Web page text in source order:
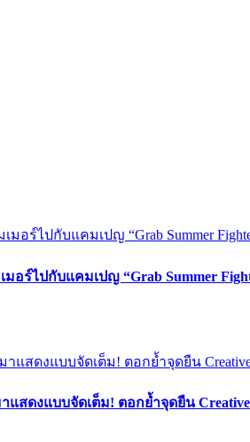
ร์ไปกับแคมเปญ “Grab Summer
สดงแบบจัดเต็ม! ตอกย้ำจุดยืน Creative